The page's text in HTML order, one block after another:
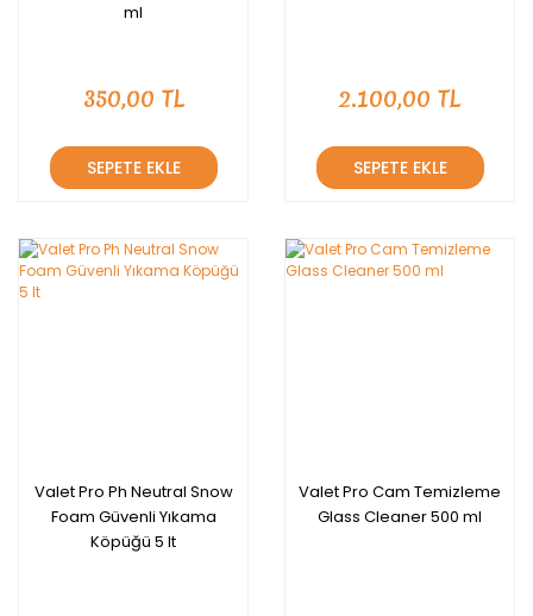
ml
350,00 TL
SEPETE EKLE
2.100,00 TL
SEPETE EKLE
Valet Pro Ph Neutral Snow
Foam Güvenli Yıkama
Köpüğü 5 lt
Valet Pro Cam Temizleme
Glass Cleaner 500 ml